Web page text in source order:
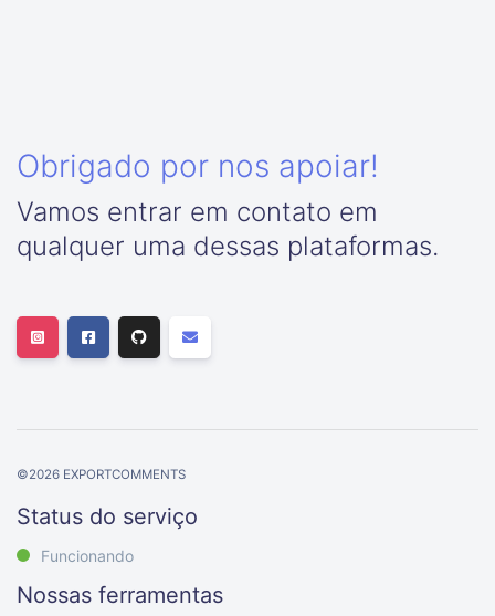
Obrigado por nos apoiar!
Vamos entrar em contato em
qualquer uma dessas plataformas.
©2026 EXPORTCOMMENTS
Status do serviço
Funcionando
Nossas ferramentas